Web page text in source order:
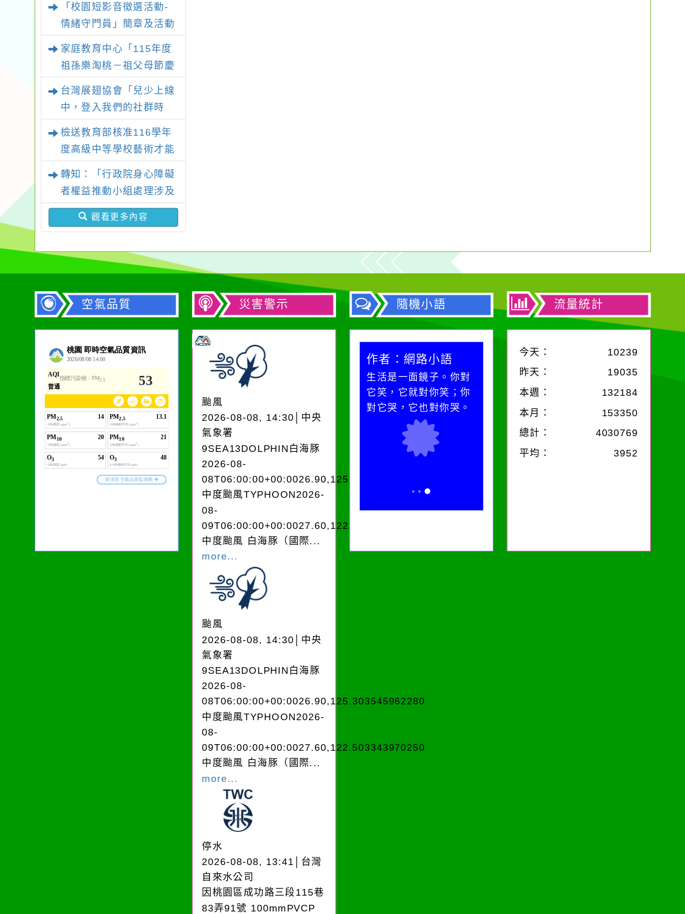
同樂會」、「邁向下一站
幸福系列講座及成長團
體」海報，惠請貴機關
(學校)運用多元管道宣
導。
「校園短影音徵選活動-
情緒守門員」簡章及活動
家庭教育中心「115年度
祖孫樂淘桃－祖父母節慶
台灣展翅協會「兒少上線
中，登入我們的社群時
檢送教育部核准116學年
度高級中等學校藝術才能
份，請查照。
轉知：「行政院身心障礙
者權益推動小組處理涉及
違反身心障礙者權利公約
申訴案件作業原則」
觀看更多內容
空氣品質 災害警示
颱風
2026-08-08, 14:30│中央
氣象署
9SEA13DOLPHIN白海豚
2026-08-
08T06:00:00+00:0026.90,125.303545962280
中度颱風TYPHOON2026-
08-
09T06:00:00+00:0027.60,122.503343970250
中度颱風 白海豚（國際...
more...
颱風
2026-08-08, 14:30│中央
氣象署
9SEA13DOLPHIN白海豚
2026-08-
08T06:00:00+00:0026.90,125.303545962280
中度颱風TYPHOON2026-
08-
09T06:00:00+00:0027.60,122.503343970250
中度颱風 白海豚（國際...
more...
停水
2026-08-08, 13:41│台灣
自來水公司
因桃園區成功路三段115巷
83弄91號 100mmPVCP
隨機小語
一杯清水因滴入一滴污
水而變污濁，一杯污水
卻不會因一滴清水的存
在而變清澈。
作者：網路小語
在實現理想的路途中，
誘惑。
作者：網路小語
生活是一面鏡子。你對
它笑，它就對你笑；你
對它哭，它也對你哭。
流量統計
今天：
10239
昨天：
19035
本週： 132184
本月：
153350
總計：
4030769
平均：
3952